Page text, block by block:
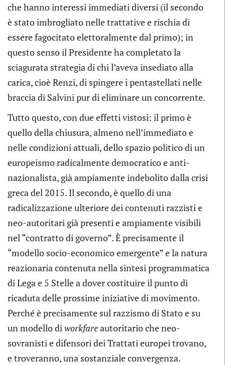
che hanno interessi immediati diversi (il secondo
è stato imbrogliato nelle trattative e rischia di
essere fagocitato elettoralmente dal primo); in
questo senso il Presidente ha completato la
sciagurata strategia di chi l’aveva insediato alla
carica, cioè Renzi, di spingere i pentastellati nelle
braccia di Salvini pur di eliminare un concorrente.
Tutto questo, con due effetti vistosi: il primo è
quello della chiusura, almeno nell’immediato e
nelle condizioni attuali, dello spazio politico di un
europeismo radicalmente democratico e anti-
nazionalista, già ampiamente indebolito dalla crisi
greca del 2015. Il secondo, è quello di una
radicalizzazione ulteriore dei contenuti razzisti e
neo-autoritari già presenti e ampiamente visibili
nel “contratto di governo”. È precisamente il
“modello socio-economico emergente” e la natura
reazionaria contenuta nella sintesi programmatica
di Lega e 5 Stelle a dover costituire il punto di
ricaduta delle prossime iniziative di movimento.
Perché è precisamente sul razzismo di Stato e su
un modello diworkfareautoritario che neo-
sovranisti e difensori dei Trattati europei trovano,
e troveranno, una sostanziale convergenza.